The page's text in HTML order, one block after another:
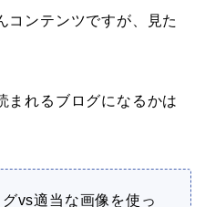
コンテンツですが、見た
まれるブログになるかは
vs適当な画像を使っ